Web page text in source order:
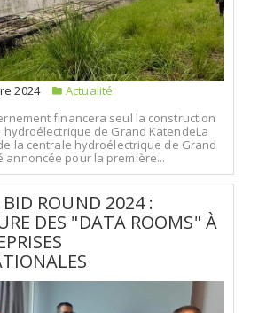
2024
Actualité
financera seul la construction
hydroélectrique de Grand KatendeLa
la centrale hydroélectrique de Grand
annoncée pour la première...
ROUND 2024 :
DES "DATA ROOMS" À